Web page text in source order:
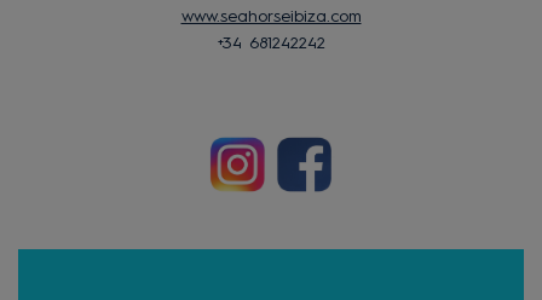
www.seahorseibiza.com
+34 681242242